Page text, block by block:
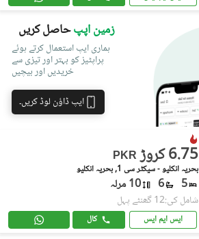
زمین اپپحاصل کریں
ہماری ایپ استعمال کرتے ہوئے
پراپٹیز کو بہتر اور تیزی سے
خریدیں اور بیچیں
ایپ ڈاؤن لوڈ کریں۔
PKR 6.75 کروڑ
بحریہ انکلیو - سیکٹر سی 1, بحریہ انکلیو
5
6 10 مرلہ
شامل کی:12 گھنٹے پہل
ایس ایم ایس کال